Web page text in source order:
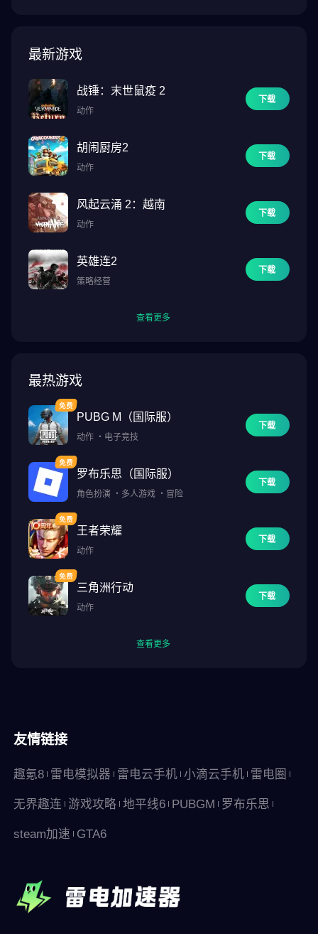
🚀 立即下载！
创建你的角色，畅玩、建造、探索，在 PK XD 开启你的冒险之旅
——孩子们最爱的角色世界！
最新游戏
战锤：末世鼠疫 2
动作
下载
胡闹厨房2
动作
下载
风起云涌 2：越南
动作
下载
英雄连2
策略经营
下载
查看更多
最热游戏
PUBG M（国际服）
动作 ・ 电子竞技
下载
罗布乐思（国际服）
角色扮演 ・ 多人游戏 ・ 冒险
下载
王者荣耀
动作
下载
三角洲行动
动作
下载
查看更多
友情链接
趣氪8 雷电模拟器 雷电云手机 小滴云手机 雷电圈
无界趣连 游戏攻略 地平线6 PUBGM 罗布乐思
steam加速 GTA6